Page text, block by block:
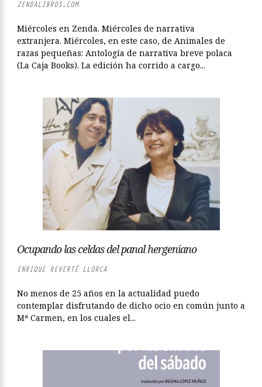
ZENDALIBROS.COM
Miércoles en Zenda. Miércoles de narrativa
extranjera. Miércoles, en este caso, de Animales de
razas pequeñas: Antología de narrativa breve polaca
(La Caja Books). La edición ha corrido a cargo...
Ocupando las celdas del panal hergeniano
ENRIQUE REVERTÉ LLORCA
No menos de 25 años en la actualidad puedo
contemplar disfrutando de dicho ocio en común junto a
Mª Carmen, en los cuales el...